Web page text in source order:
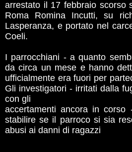
arrestato il 17 febbraio scorso
Roma Romina Incutti, su
Lasperanza, e portato nel
Coeli.
I parrocchiani - a quanto
da circa un mese e hanno
ufficialmente era fuori per
Gli investigatori - irritati dalla
con gli
accertamenti ancora in corso
stabilire se il parroco si sia
abusi ai danni di ragazzi